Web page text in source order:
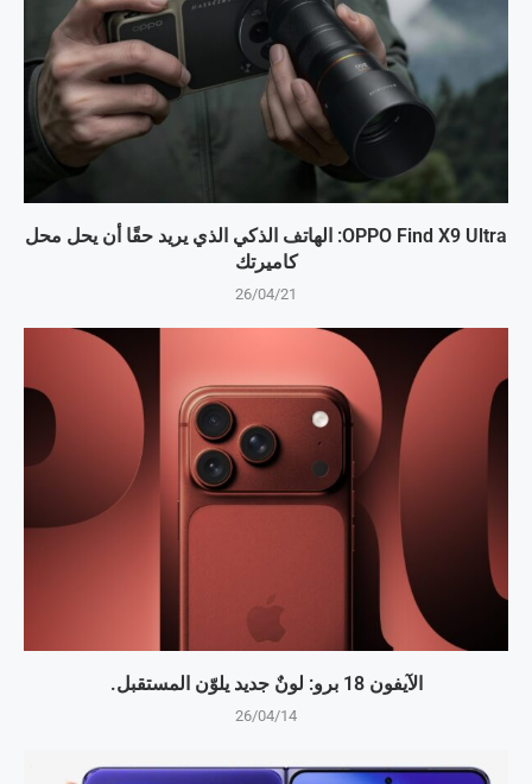
OPPO Find X9 Ultra: الهاتف الذكي الذي يريد حقًا أن يحل محل
كاميرتك
26/04/21
الآيفون 18 برو: لونٌ جديد يلوّن المستقبل.
26/04/14